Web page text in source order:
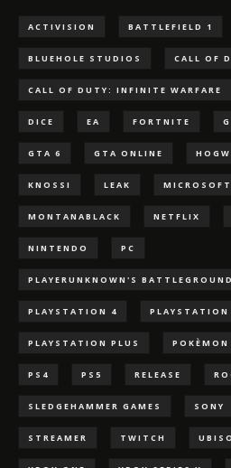
ACTIVISION BATTLEFIELD 1
BLUEHOLE STUDIOS CALL OF
CALL OF DUTY: INFINITE WARFARE
DICE EA FORTNITE
GTA 6 GTA ONLINE
KNOSSI LEAK MICROSOFT
MONTANABLACK NETFLIX
NINTENDO PC
PLAYERUNKNOWN'S
PLAYSTATION 4 PLAYSTATION
PLAYSTATION PLUS POKÈMON
PS4 PS5 RELEASE
SLEDGEHAMMER GAMES SONY
STREAMER TWITCH